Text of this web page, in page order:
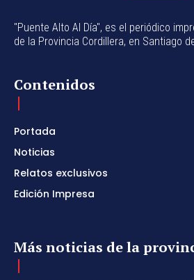
"Puente Alto Al Día", es el periódico
de la Provincia Cordillera, en Santiago
Contenidos
Portada
Noticias
Relatos exclusivos
Edición Impresa
Más noticias de la